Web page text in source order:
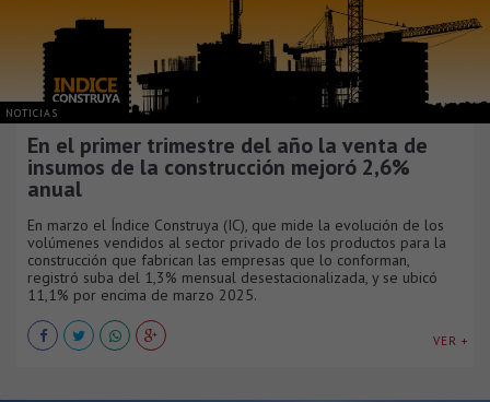
NOTICIAS
En el primer trimestre del año la venta de
insumos de la construcción mejoró 2,6%
anual
En marzo el Índice Construya (IC), que mide la evolución de los
volúmenes vendidos al sector privado de los productos para la
construcción que fabrican las empresas que lo conforman,
registró suba del 1,3% mensual desestacionalizada, y se ubicó
11,1% por encima de marzo 2025.
VER +